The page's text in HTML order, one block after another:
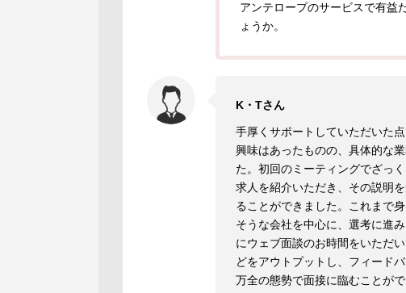
アンテロープのサービスで有益
ょうか。
K・Tさん
手厚くサポートしていただいた
興味はあったものの、具体的な
た。初回のミーティングでざっ
求人を紹介いただき、その説明
ることができました。これまで
そうな会社を中心に、選考に進
にウェブ面談のお時間をいただ
どをアウトプットし、フィード
万全の態勢で面接に臨むことがで